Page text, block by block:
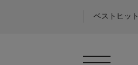
ベストヒット